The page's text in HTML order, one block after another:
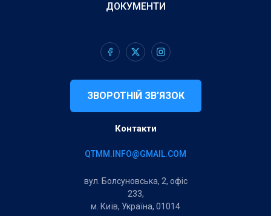
ДОКУМЕНТИ
ЗВОРОТНІЙ ЗВ’ЯЗОК
Контакти
QTMM.INFO@GMAIL.COM
вул. Болсуновська, 2, офіс
233,
м. Київ, Україна, 01014